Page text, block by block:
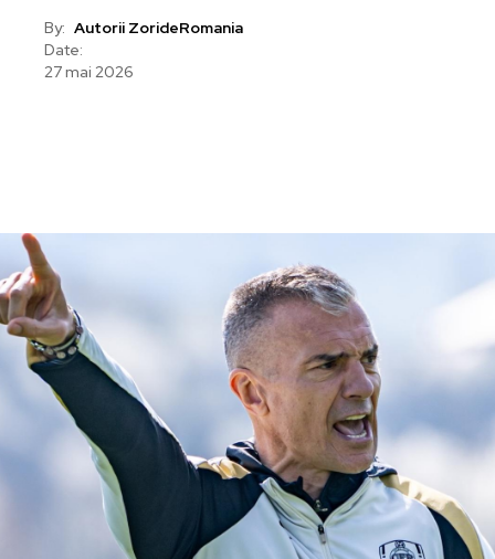
By: Autorii ZorideRomania
Date:
27 mai 2026